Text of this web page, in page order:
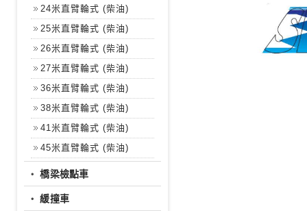
24米直臂輪式 (柴油)
25米直臂輪式 (柴油)
26米直臂輪式 (柴油)
27米直臂輪式 (柴油)
36米直臂輪式 (柴油)
38米直臂輪式 (柴油)
41米直臂輪式 (柴油)
45米直臂輪式 (柴油)
‧橋梁檢點車
‧緩撞車